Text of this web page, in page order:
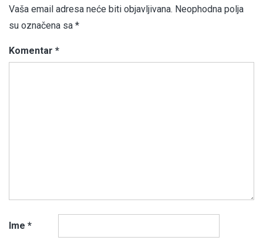
Vaša email adresa neće biti objavljivana. Neophodna polja
su označena sa *
Komentar *
Ime *